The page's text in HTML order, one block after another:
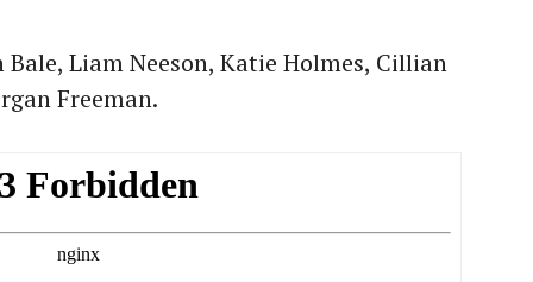
Liam Neeson, Katie Holmes, Cillian
Freeman.